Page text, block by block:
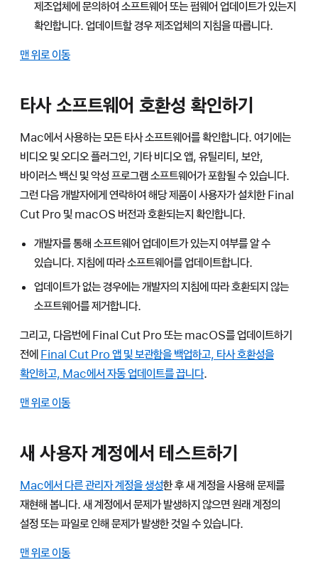
제조업체에 문의하여 소프트웨어 또는 펌웨어 업데이트가 있는지
확인합니다. 업데이트할 경우 제조업체의 지침을 따릅니다.
맨 위로 이동
타사 소프트웨어 호환성 확인하기
Mac에서 사용하는 모든 타사 소프트웨어를 확인합니다. 여기에는
비디오 및 오디오 플러그인, 기타 비디오 앱, 유틸리티, 보안,
바이러스 백신 및 악성 프로그램 소프트웨어가 포함될 수 있습니다.
그런 다음 개발자에게 연락하여 해당 제품이 사용자가 설치한 Final
Cut Pro 및 macOS 버전과 호환되는지 확인합니다.
개발자를 통해 소프트웨어 업데이트가 있는지 여부를 알 수
있습니다. 지침에 따라 소프트웨어를 업데이트합니다.
업데이트가 없는 경우에는 개발자의 지침에 따라 호환되지 않는
소프트웨어를 제거합니다.
그리고, 다음번에 Final Cut Pro 또는 macOS를 업데이트하기
전에 Final Cut Pro 앱 및 보관함을 백업하고, 타사 호환성을
확인하고, Mac에서 자동 업데이트를 끕니다.
맨 위로 이동
새 사용자 계정에서 테스트하기
Mac에서 다른 관리자 계정을 생성한 후 새 계정을 사용해 문제를
재현해 봅니다. 새 계정에서 문제가 발생하지 않으면 원래 계정의
설정 또는 파일로 인해 문제가 발생한 것일 수 있습니다.
맨 위로 이동